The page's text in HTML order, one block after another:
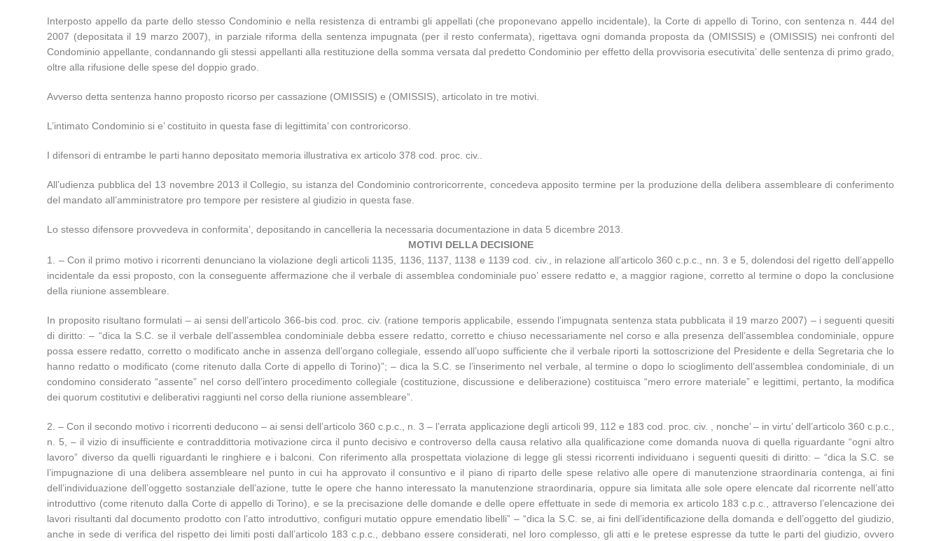
Interposto appello da parte dello stesso Condominio e nella resistenza di entrambi gli appellati (che proponevano appello incidentale), la Corte di appello di Torino, con sentenza n. 444 del
2007 (depositata il 19 marzo 2007), in parziale riforma della sentenza impugnata (per il resto confermata), rigettava ogni domanda proposta da (OMISSIS) e (OMISSIS) nei confronti del
Condominio appellante, condannando gli stessi appellanti alla restituzione della somma versata dal predetto Condominio per effetto della provvisoria esecutivita’ delle sentenza di primo grado,
oltre alla rifusione delle spese del doppio grado.
Avverso detta sentenza hanno proposto ricorso per cassazione (OMISSIS) e (OMISSIS), articolato in tre motivi.
L’intimato Condominio si e’ costituito in questa fase di legittimita’ con controricorso.
I difensori di entrambe le parti hanno depositato memoria illustrativa ex articolo 378 cod. proc. civ..
All’udienza pubblica del 13 novembre 2013 il Collegio, su istanza del Condominio controricorrente, concedeva apposito termine per la produzione della delibera assembleare di conferimento
del mandato all’amministratore pro tempore per resistere al giudizio in questa fase.
Lo stesso difensore provvedeva in conformita’, depositando in cancelleria la necessaria documentazione in data 5 dicembre 2013.
MOTIVI DELLA DECISIONE
1. – Con il primo motivo i ricorrenti denunciano la violazione degli articoli 1135, 1136, 1137, 1138 e 1139 cod. civ., in relazione all’articolo 360 c.p.c., nn. 3 e 5, dolendosi del rigetto dell’appello
incidentale da essi proposto, con la conseguente affermazione che il verbale di assemblea condominiale puo’ essere redatto e, a maggior ragione, corretto al termine o dopo la conclusione
della riunione assembleare.
In proposito risultano formulati – ai sensi dell’articolo 366-bis cod. proc. civ. (ratione temporis applicabile, essendo l’impugnata sentenza stata pubblicata il 19 marzo 2007) – i seguenti quesiti
di diritto: – “dica la S.C. se il verbale dell’assemblea condominiale debba essere redatto, corretto e chiuso necessariamente nel corso e alla presenza dell’assemblea condominiale, oppure
possa essere redatto, corretto o modificato anche in assenza dell’organo collegiale, essendo all’uopo sufficiente che il verbale riporti la sottoscrizione del Presidente e della Segretaria che lo
hanno redatto o modificato (come ritenuto dalla Corte di appello di Torino)”; – dica la S.C. se l’inserimento nel verbale, al termine o dopo lo scioglimento dell’assemblea condominiale, di un
condomino considerato “assente” nel corso dell’intero procedimento collegiale (costituzione, discussione e deliberazione) costituisca “mero errore materiale” e legittimi, pertanto, la modifica
dei quorum costitutivi e deliberativi raggiunti nel corso della riunione assembleare”.
2. – Con il secondo motivo i ricorrenti deducono – ai sensi dell’articolo 360 c.p.c., n. 3 – l’errata applicazione degli articoli 99, 112 e 183 cod. proc. civ. , nonche’ – in virtu’ dell’articolo 360 c.p.c.,
n. 5, – il vizio di insufficiente e contraddittoria motivazione circa il punto decisivo e controverso della causa relativo alla qualificazione come domanda nuova di quella riguardante “ogni altro
lavoro” diverso da quelli riguardanti le ringhiere e i balconi. Con riferimento alla prospettata violazione di legge gli stessi ricorrenti individuano i seguenti quesiti di diritto: – “dica la S.C. se
l’impugnazione di una delibera assembleare nel punto in cui ha approvato il consuntivo e il piano di riparto delle spese relativo alle opere di manutenzione straordinaria contenga, ai fini
dell’individuazione dell’oggetto sostanziale dell’azione, tutte le opere che hanno interessato la manutenzione straordinaria, oppure sia limitata alle sole opere elencate dal ricorrente nell’atto
introduttivo (come ritenuto dalla Corte di appello di Torino), e se la precisazione delle domande e delle opere effettuate in sede di memoria ex articolo 183 c.p.c., attraverso l’elencazione dei
lavori risultanti dal documento prodotto con l’atto introduttivo, configuri mutatio oppure emendatio libelli” – “dica la S.C. se, ai fini dell’identificazione della domanda e dell’oggetto del giudizio,
anche in sede di verifica del rispetto dei limiti posti dall’articolo 183 c.p.c., debbano essere considerati, nel loro complesso, gli atti e le pretese espresse da tutte le parti del giudizio, ovvero